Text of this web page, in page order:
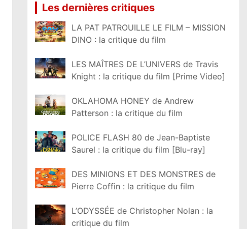
Les dernières critiques
LA PAT PATROUILLE LE FILM – MISSION
DINO : la critique du film
LES MAÎTRES DE L’UNIVERS de Travis
Knight : la critique du film [Prime Video]
OKLAHOMA HONEY de Andrew
Patterson : la critique du film
POLICE FLASH 80 de Jean-Baptiste
Saurel : la critique du film [Blu-ray]
DES MINIONS ET DES MONSTRES de
Pierre Coffin : la critique du film
L’ODYSSÉE de Christopher Nolan : la
critique du film